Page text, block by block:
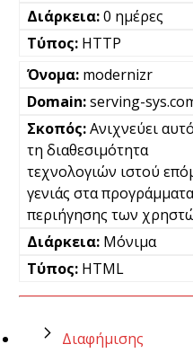
0 ημέρες
HTTP
modernizr
serving-
Ανιχνεύει
τη διαθεσιμότητα
τεχνολογιών ιστού
γενιάς στα προγράμματα
περιήγησης των
Μόνιμα
HTML
Διαφήμισης